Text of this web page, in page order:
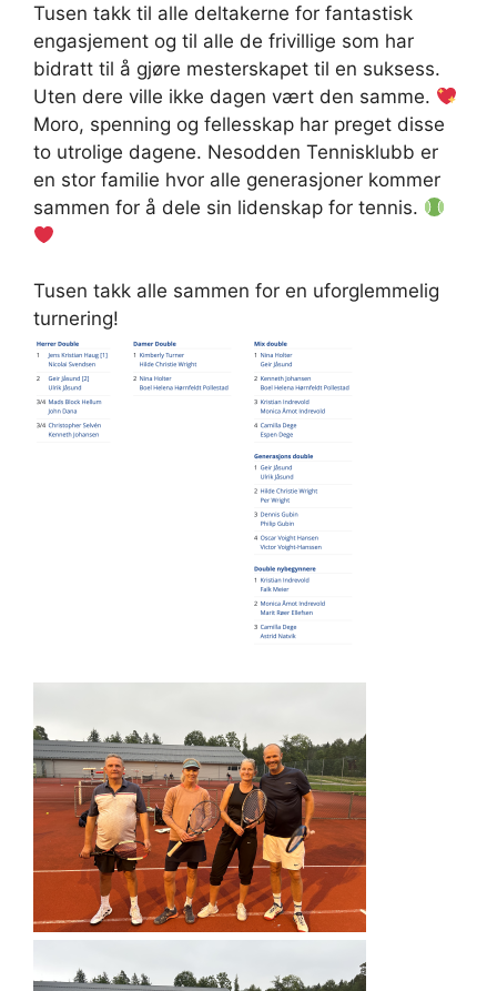
Tusen takk til alle deltakerne for fantastisk
engasjement og til alle de frivillige som har
bidratt til å gjøre mesterskapet til en suksess.
Uten dere ville ikke dagen vært den samme.
Moro, spenning og fellesskap har preget disse
to utrolige dagene. Nesodden Tennisklubb er
en stor familie hvor alle generasjoner kommer
sammen for å dele sin lidenskap for tennis.
Tusen takk alle sammen for en uforglemmelig
turnering!